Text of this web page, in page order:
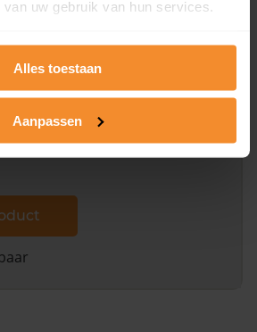
uw gebruik van hun services.
Alles toestaan
Aanpassen
van het perceel en